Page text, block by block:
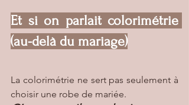
Et si on parlait colorimétrie
(au-delà du mariage)
La colorimétrie ne sert pas seulement à
choisir une robe de mariée.